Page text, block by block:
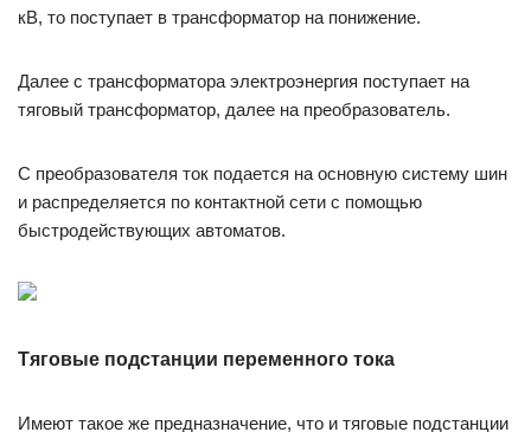
кВ, то поступает в трансформатор на понижение.
Далее с трансформатора электроэнергия поступает на
тяговый трансформатор, далее на преобразователь.
С преобразователя ток подается на основную систему шин
и распределяется по контактной сети с помощью
быстродействующих автоматов.
Тяговые подстанции переменного тока
Имеют такое же предназначение, что и тяговые подстанции